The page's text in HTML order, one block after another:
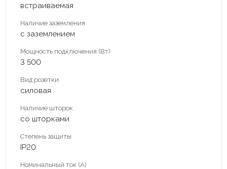
встраиваемая
Наличие заземления
с заземлением
Мощность подключения (Вт)
3 500
Вид розетки
силовая
Наличие шторок
со шторками
Степень защиты
IP20
Номинальный ток (А)